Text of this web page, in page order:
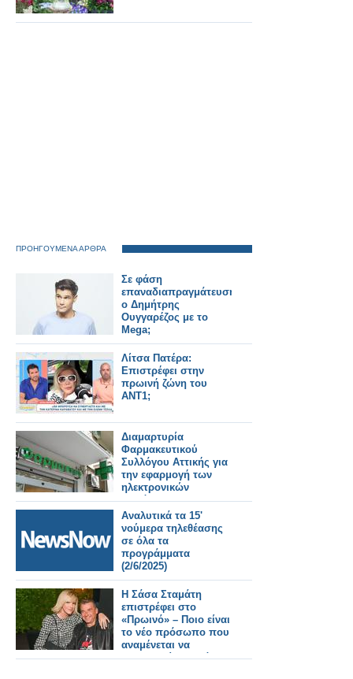
ΠΡΟΗΓΟΥΜΕΝΑ ΑΡΘΡΑ
Σε φάση
επαναδιαπραγμάτευσης
ο Δημήτρης
Ουγγαρέζος με το
Mega;
Λίτσα Πατέρα:
Επιστρέφει στην
πρωινή ζώνη του
ΑΝΤ1;
Διαμαρτυρία
Φαρμακευτικού
Συλλόγου Αττικής για
την εφαρμογή των
ηλεκτρονικών
παρόχων
Αναλυτικά τα 15'
νούμερα τηλεθέασης
σε όλα τα
προγράμματα
(2/6/2025)
Η Σάσα Σταμάτη
επιστρέφει στο
«Πρωινό» – Ποιο είναι
το νέο πρόσωπο που
αναμένεται να
προστεθεί στο πάνελ;